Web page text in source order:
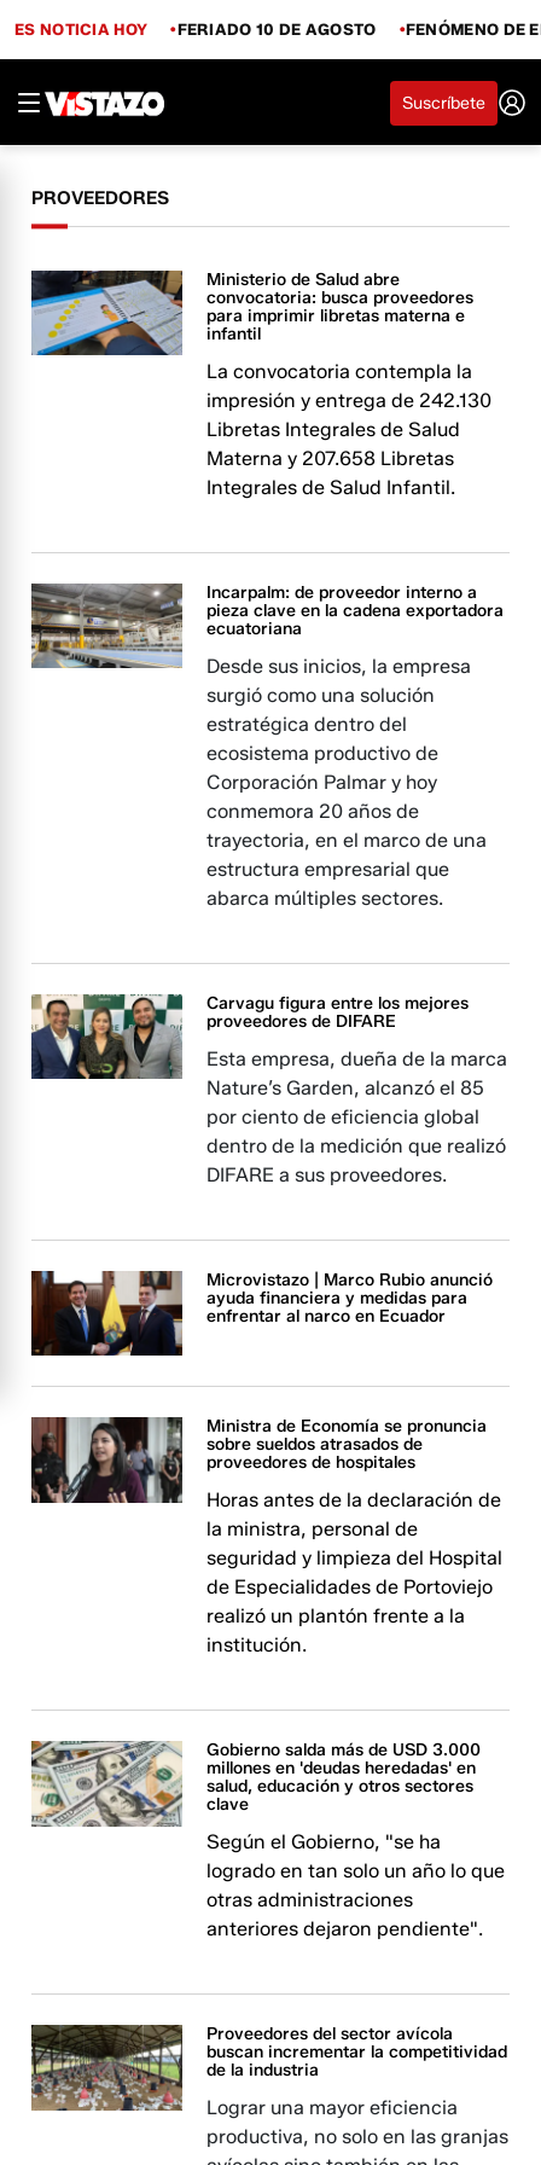
ES NOTICIA HOY FERIADO 10 DE AGOSTO FENÓMENO DE
Suscríbete
PROVEEDORES
Ministerio de Salud abre
convocatoria: busca proveedores
para imprimir libretas materna e
infantil
La convocatoria contempla la
impresión y entrega de 242.130
Libretas Integrales de Salud
Materna y 207.658 Libretas
Integrales de Salud Infantil.
Incarpalm: de proveedor interno a
pieza clave en la cadena exportadora
ecuatoriana
Desde sus inicios, la empresa
surgió como una solución
estratégica dentro del
ecosistema productivo de
Corporación Palmar y hoy
conmemora 20 años de
trayectoria, en el marco de una
estructura empresarial que
abarca múltiples sectores.
Carvagu figura entre los mejores
proveedores de DIFARE
Esta empresa, dueña de la marca
Nature’s Garden, alcanzó el 85
por ciento de eficiencia global
dentro de la medición que realizó
DIFARE a sus proveedores.
Microvistazo | Marco Rubio anunció
ayuda financiera y medidas para
enfrentar al narco en Ecuador
Ministra de Economía se pronuncia
sobre sueldos atrasados de
proveedores de hospitales
Horas antes de la declaración de
la ministra, personal de
seguridad y limpieza del Hospital
de Especialidades de Portoviejo
realizó un plantón frente a la
institución.
Gobierno salda más de USD 3.000
millones en 'deudas heredadas' en
salud, educación y otros sectores
clave
Según el Gobierno, "se ha
logrado en tan solo un año lo que
otras administraciones
anteriores dejaron pendiente".
Proveedores del sector avícola
buscan incrementar la competitividad
de la industria
Lograr una mayor eficiencia
productiva, no solo en las granjas